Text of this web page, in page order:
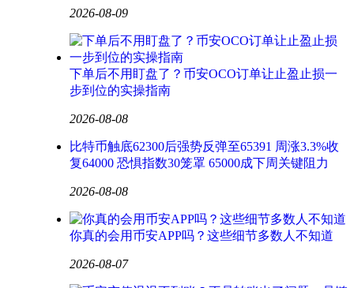
2026-08-09
下单后不用盯盘了？币安OCO订单让止盈止损一
步到位的实操指南
2026-08-08
比特币触底62300后强势反弹至65391 周涨3.3%收
复64000 恐惧指数30笼罩 65000成下周关键阻力
2026-08-08
你真的会用币安APP吗？这些细节多数人不知道
2026-08-07